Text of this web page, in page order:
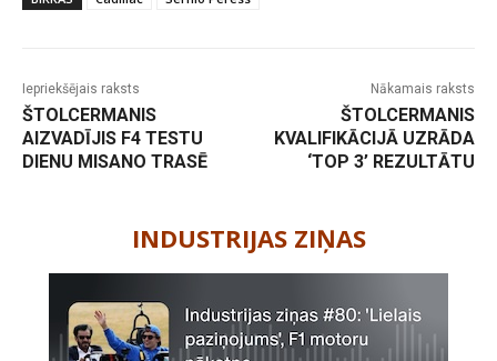
Iepriekšējais raksts
ŠTOLCERMANIS
AIZVADĪJIS F4 TESTU
DIENU MISANO TRASĒ
Nākamais raksts
ŠTOLCERMANIS
KVALIFIKĀCIJĀ UZRĀDA
‘TOP 3’ REZULTĀTU
INDUSTRIJAS ZIŅAS